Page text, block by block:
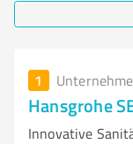
1
Hansgrohe
Innovative